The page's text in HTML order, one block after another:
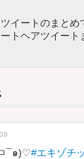
イートのまと
トヘアツイー
¯๑)♡#エキゾチ